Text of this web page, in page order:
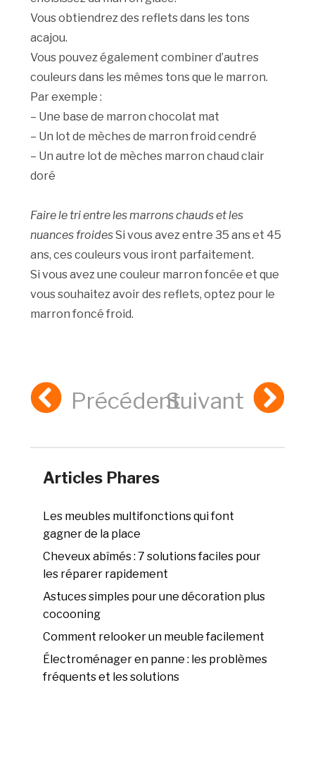
Vous obtiendrez des reflets dans les tons
acajou.
Vous pouvez également combiner d’autres
couleurs dans les mêmes tons que le marron.
Par exemple :
– Une base de marron chocolat mat
– Un lot de mèches de marron froid cendré
– Un autre lot de mèches marron chaud clair
doré
Faire le tri entre les marrons chauds et les
nuances froidesSi vous avez entre 35 ans et 45
ans, ces couleurs vous iront parfaitement.
Si vous avez une couleur marron foncée et que
vous souhaitez avoir des reflets, optez pour le
marron foncé froid.
PrécédentSuivant
Articles Phares
Les meubles multifonctions qui font
gagner de la place
Cheveux abîmés : 7 solutions faciles pour
les réparer rapidement
Astuces simples pour une décoration plus
cocooning
Comment relooker un meuble facilement
Électroménager en panne : les problèmes
fréquents et les solutions